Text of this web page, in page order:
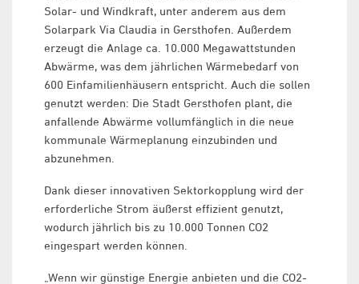
Solar- und Windkraft, unter anderem aus dem
Solarpark Via Claudia in Gersthofen. Außerdem
erzeugt die Anlage ca. 10.000 Megawattstunden
Abwärme, was dem jährlichen Wärmebedarf von
600 Einfamilienhäusern entspricht. Auch die sollen
genutzt werden: Die Stadt Gersthofen plant, die
anfallende Abwärme vollumfänglich in die neue
kommunale Wärmeplanung einzubinden und
abzunehmen.
Dank dieser innovativen Sektorkopplung wird der
erforderliche Strom äußerst effizient genutzt,
wodurch jährlich bis zu 10.000 Tonnen CO2
eingespart werden können.
„Wenn wir günstige Energie anbieten und die CO2-